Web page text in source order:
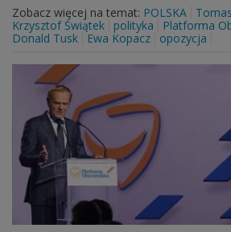
Zobacz więcej na temat: POLSKA
Krzysztof Świątek
polityka
Platforma
Donald Tusk
Ewa Kopacz opozycja